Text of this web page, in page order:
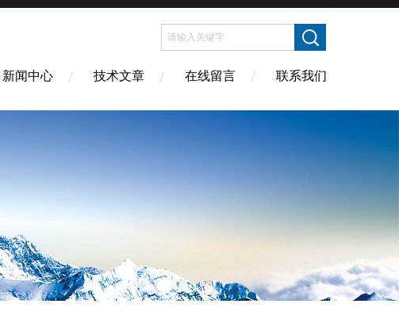
新闻中心 技术文章 在线留言 联系我们